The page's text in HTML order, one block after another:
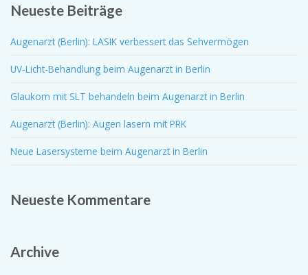
Neueste Beiträge
Augenarzt (Berlin): LASIK verbessert das Sehvermögen
UV-Licht-Behandlung beim Augenarzt in Berlin
Glaukom mit SLT behandeln beim Augenarzt in Berlin
Augenarzt (Berlin): Augen lasern mit PRK
Neue Lasersysteme beim Augenarzt in Berlin
Neueste Kommentare
Archive